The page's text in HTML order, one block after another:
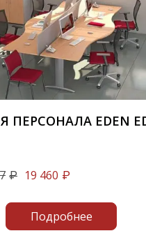
ПЕРСОНАЛА EDEN
₽ 19 460 ₽
Подробнее